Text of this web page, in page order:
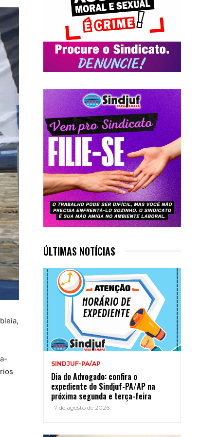
ÚLTIMAS NOTÍCIAS
SINDJUF-PA/AP
Dia do Advogado: confira o
expediente do Sindjuf-PA/AP na
próxima segunda e terça-feira
7 de agosto de 2026